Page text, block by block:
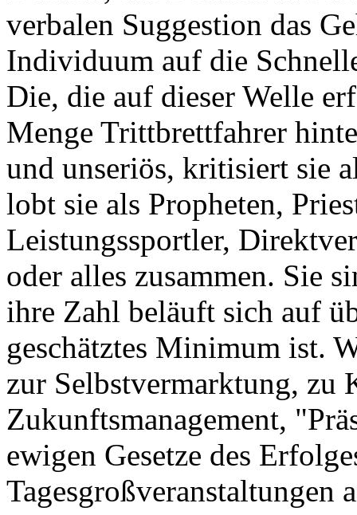
verbalen Suggestion das
Individuum auf die
Die, die auf dieser Welle
Menge Trittbrettfahrer
und unseriös, kritisiert sie
lobt sie als Propheten,
Leistungssportler,
oder alles zusammen. Sie
ihre Zahl beläuft sich auf
geschätztes Minimum ist.
zur Selbstvermarktung, zu
Zukunftsmanagement,
ewigen Gesetze des